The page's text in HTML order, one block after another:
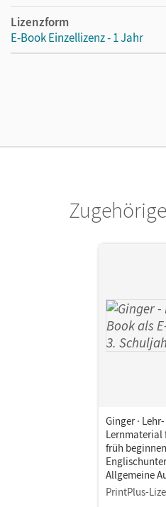
Lizenzform
E-Book Einzellizenz - 1 Jahr
Privatpersonen, die nur mit
Ginger ·
Lernmaterial
früh
Allgemeine
PrintPlus-